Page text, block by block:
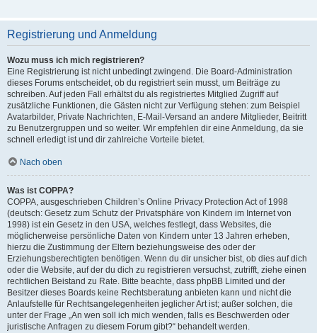
Registrierung und Anmeldung
Wozu muss ich mich registrieren?
Eine Registrierung ist nicht unbedingt zwingend. Die Board-Administration
dieses Forums entscheidet, ob du registriert sein musst, um Beiträge zu
schreiben. Auf jeden Fall erhältst du als registriertes Mitglied Zugriff auf
zusätzliche Funktionen, die Gästen nicht zur Verfügung stehen: zum Beispiel
Avatarbilder, Private Nachrichten, E-Mail-Versand an andere Mitglieder, Beitritt
zu Benutzergruppen und so weiter. Wir empfehlen dir eine Anmeldung, da sie
schnell erledigt ist und dir zahlreiche Vorteile bietet.
Nach oben
Was ist COPPA?
COPPA, ausgeschrieben Children’s Online Privacy Protection Act of 1998
(deutsch: Gesetz zum Schutz der Privatsphäre von Kindern im Internet von
1998) ist ein Gesetz in den USA, welches festlegt, dass Websites, die
möglicherweise persönliche Daten von Kindern unter 13 Jahren erheben,
hierzu die Zustimmung der Eltern beziehungsweise des oder der
Erziehungsberechtigten benötigen. Wenn du dir unsicher bist, ob dies auf dich
oder die Website, auf der du dich zu registrieren versuchst, zutrifft, ziehe einen
rechtlichen Beistand zu Rate. Bitte beachte, dass phpBB Limited und der
Besitzer dieses Boards keine Rechtsberatung anbieten kann und nicht die
Anlaufstelle für Rechtsangelegenheiten jeglicher Art ist; außer solchen, die
unter der Frage „An wen soll ich mich wenden, falls es Beschwerden oder
juristische Anfragen zu diesem Forum gibt?“ behandelt werden.